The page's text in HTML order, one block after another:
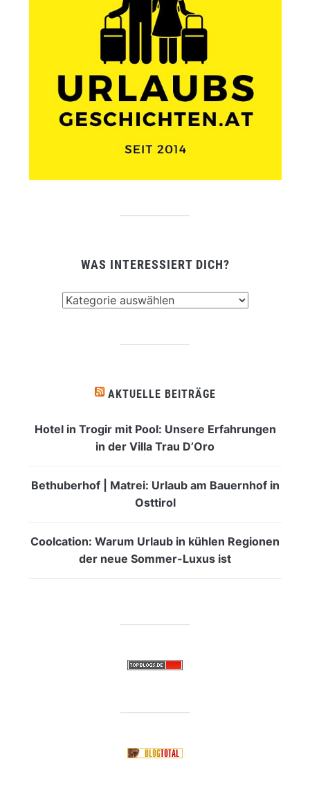
WAS INTERESSIERT DICH?
AKTUELLE BEITRÄGE
Hotel in Trogir mit Pool: Unsere Erfahrungen
in der Villa Trau D’Oro
Bethuberhof | Matrei: Urlaub am Bauernhof in
Osttirol
Coolcation: Warum Urlaub in kühlen Regionen
der neue Sommer-Luxus ist